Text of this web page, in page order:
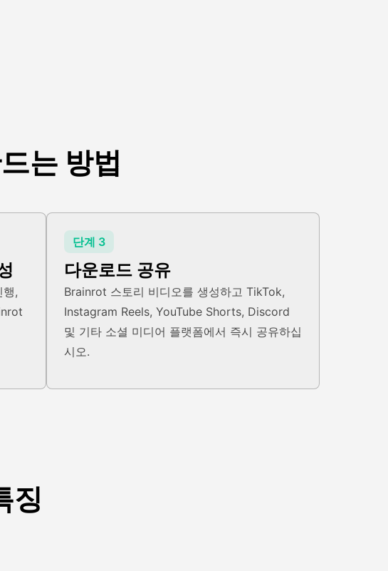
는 방법
,
단계 3
다운로드 공유
Brainrot 스토리 비디오를 생성하고 TikTok,
Instagram Reels, YouTube Shorts, Discord
및 기타 소셜 미디어 플랫폼에서 즉시 공유하십
시오.
징